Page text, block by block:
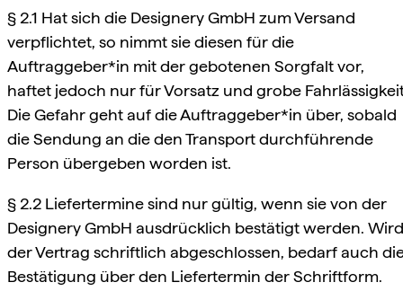
§ 2.1 Hat sich die Designery GmbH zum Versand
verpflichtet, so nimmt sie diesen für die
Auftraggeber*in mit der gebotenen Sorgfalt vor,
haftet jedoch nur für Vorsatz und grobe
Die Gefahr geht auf die Auftraggeber*in über, sobald
die Sendung an die den Transport durchführende
Person übergeben worden ist.
§ 2.2 Liefertermine sind nur gültig, wenn sie von der
Designery GmbH ausdrücklich bestätigt werden. Wird
der Vertrag schriftlich abgeschlossen, bedarf auch
Bestätigung über den Liefertermin der Schriftform.